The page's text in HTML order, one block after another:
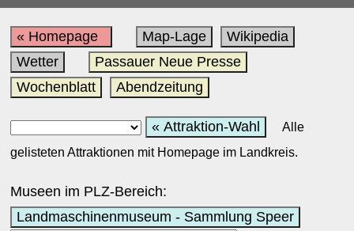
« Homepage Map-Lage
Wikipedia
Wetter
Passauer Neue Presse
Wochenblatt
Abendzeitung
« Attraktion-Wahl
Alle
gelisteten Attraktionen mit Homepage im Landkreis.
Museen im PLZ-Bereich:
Landmaschinenmuseum - Sammlung Speer